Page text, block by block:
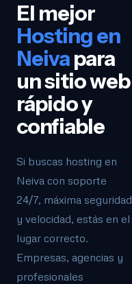
El mejor
Hosting en
Neivapara
un sitio web
rápido y
confiable
Si buscas hosting en
Neiva con soporte
24/7, máxima seguridad
y velocidad, estás en el
lugar correcto.
Empresas, agencias y
profesionales